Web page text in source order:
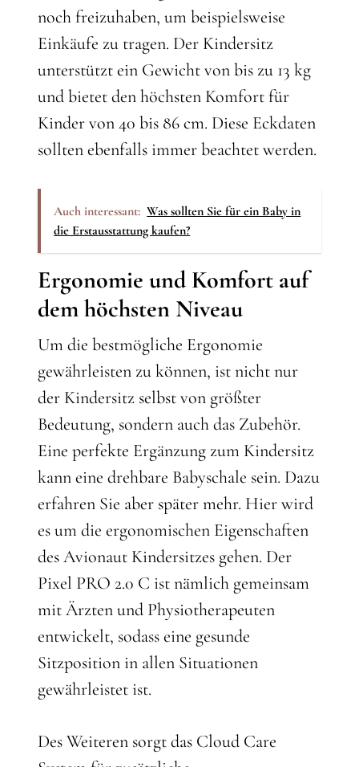
noch freizuhaben, um beispielsweise
Einkäufe zu tragen. Der Kindersitz
unterstützt ein Gewicht von bis zu 13 kg
und bietet den höchsten Komfort für
Kinder von 40 bis 86 cm. Diese Eckdaten
sollten ebenfalls immer beachtet werden.
Auch interessant: Was sollten Sie für ein Baby in
die Erstausstattung kaufen?
Ergonomie und Komfort auf
dem höchsten Niveau
Um die bestmögliche Ergonomie
gewährleisten zu können, ist nicht nur
der Kindersitz selbst von größter
Bedeutung, sondern auch das Zubehör.
Eine perfekte Ergänzung zum Kindersitz
kann eine drehbare Babyschale sein. Dazu
erfahren Sie aber später mehr. Hier wird
es um die ergonomischen Eigenschaften
des Avionaut Kindersitzes gehen. Der
Pixel PRO 2.0 C ist nämlich gemeinsam
mit Ärzten und Physiotherapeuten
entwickelt, sodass eine gesunde
Sitzposition in allen Situationen
gewährleistet ist.
Des Weiteren sorgt das Cloud Care